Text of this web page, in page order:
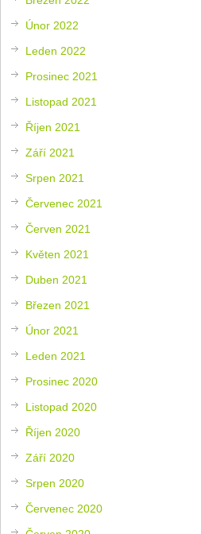
Únor 2022
Leden 2022
Prosinec 2021
Listopad 2021
Říjen 2021
Září 2021
Srpen 2021
Červenec 2021
Červen 2021
Květen 2021
Duben 2021
Březen 2021
Únor 2021
Leden 2021
Prosinec 2020
Listopad 2020
Říjen 2020
Září 2020
Srpen 2020
Červenec 2020